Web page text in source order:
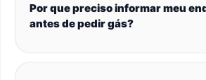
Por que preciso informar meu
antes de pedir gás?